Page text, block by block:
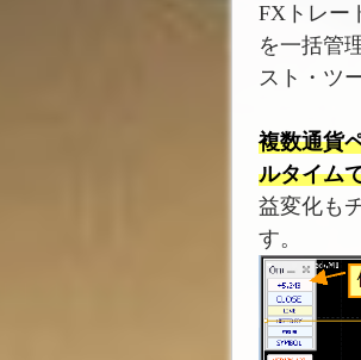
FXトレー
を一括管
スト・ツ
複数通貨
ルタイム
益変化も
す。